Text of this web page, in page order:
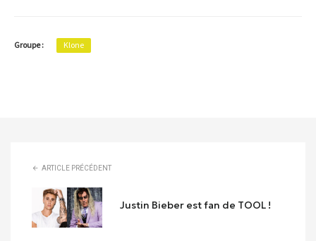
Groupe : Klone
ARTICLE PRÉCÉDENT
Justin Bieber est fan de TOOL !